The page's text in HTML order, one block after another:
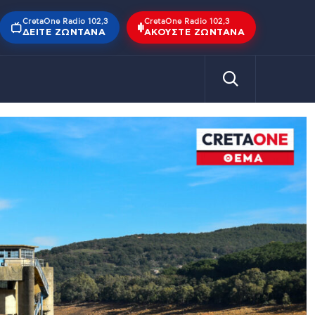
CretaOne Radio 102,3
ΔΕΊΤΕ ΖΩΝΤΑΝΆ
CretaOne Radio 102,3
ΑΚΟΎΣΤΕ ΖΩΝΤΑΝΆ